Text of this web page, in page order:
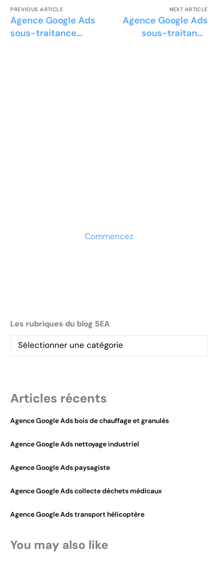
PREVIOUS ARTICLE
Agence Google Ads
sous-traitance
NEXT ARTICLE
Agence Google Ads
sous-traitance
Commencez
Les rubriques du blog SEA
Articles récents
Agence Google Ads bois de chauffage et granulés
Agence Google Ads nettoyage industriel
Agence Google Ads paysagiste
Agence Google Ads collecte déchets médicaux
Agence Google Ads transport hélicoptère
You may also like